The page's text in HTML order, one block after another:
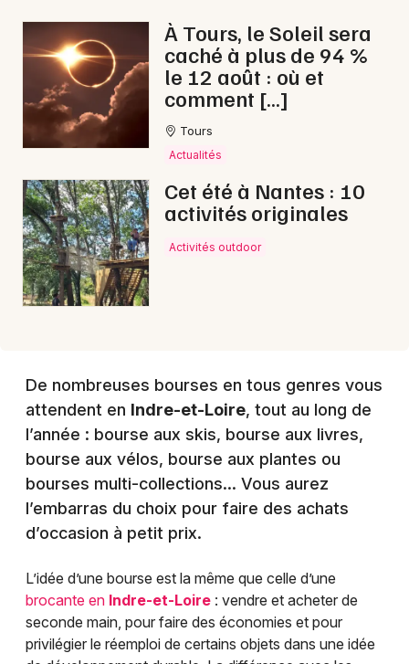
À Tours, le Soleil sera
caché à plus de 94 %
le 12 août : où et
comment […]
Tours
Actualités
Cet été à Nantes : 10
activités originales
Activités outdoor
De nombreuses bourses en tous genres vous
attendent en Indre-et-Loire, tout au long de
l’année : bourse aux skis, bourse aux livres,
bourse aux vélos, bourse aux plantes ou
bourses multi-collections… Vous aurez
l’embarras du choix pour faire des achats
d’occasion à petit prix.
L’idée d’une bourse est la même que celle d’une
brocante en Indre-et-Loire : vendre et acheter de
seconde main, pour faire des économies et pour
privilégier le réemploi de certains objets dans une idée